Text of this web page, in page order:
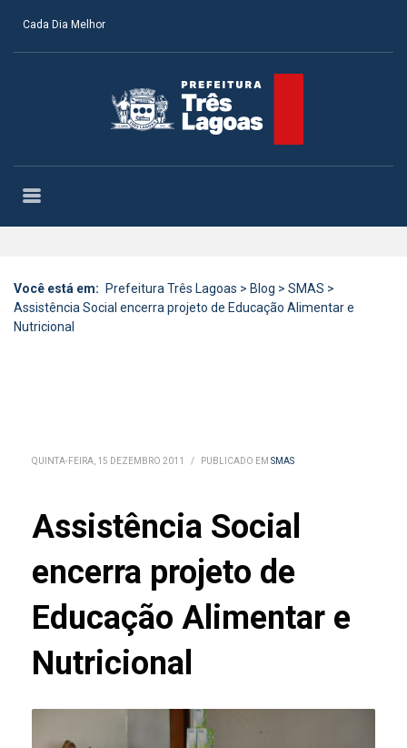
Cada Dia Melhor
Você está em: Prefeitura Três Lagoas > Blog > SMAS >
Assistência Social encerra projeto de Educação Alimentar e
Nutricional
QUINTA-FEIRA, 15 DEZEMBRO 2011 / PUBLICADO EM SMAS
Assistência Social
encerra projeto de
Educação Alimentar e
Nutricional